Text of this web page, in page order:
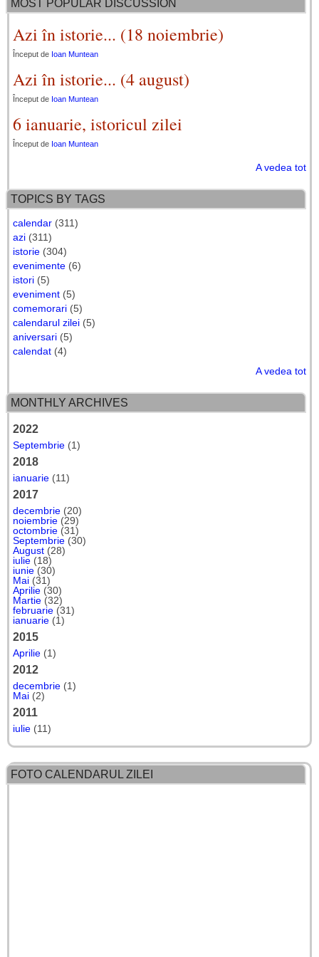
MOST POPULAR DISCUSSION
Azi în istorie... (18 noiembrie)
Început de Ioan Muntean
Azi în istorie... (4 august)
Început de Ioan Muntean
6 ianuarie, istoricul zilei
Început de Ioan Muntean
A vedea tot
TOPICS BY TAGS
calendar (311)
azi (311)
istorie (304)
evenimente (6)
istori (5)
eveniment (5)
comemorari (5)
calendarul zilei (5)
aniversari (5)
calendat (4)
A vedea tot
MONTHLY ARCHIVES
2022
Septembrie (1)
2018
ianuarie (11)
2017
decembrie (20)
noiembrie (29)
octombrie (31)
Septembrie (30)
August (28)
iulie (18)
iunie (30)
Mai (31)
Aprilie (30)
Martie (32)
februarie (31)
ianuarie (1)
2015
Aprilie (1)
2012
decembrie (1)
Mai (2)
2011
iulie (11)
FOTO CALENDARUL ZILEI